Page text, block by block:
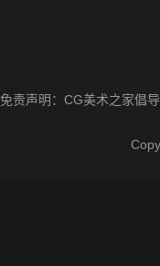
免责声明： CG美术之家倡